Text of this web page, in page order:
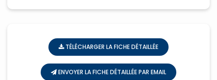
TÉLÉCHARGER LA FICHE DÉTAILLÉE
ENVOYER LA FICHE DÉTAILLÉE PAR EMAIL